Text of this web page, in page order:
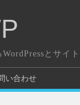
とサイ
い合わせ